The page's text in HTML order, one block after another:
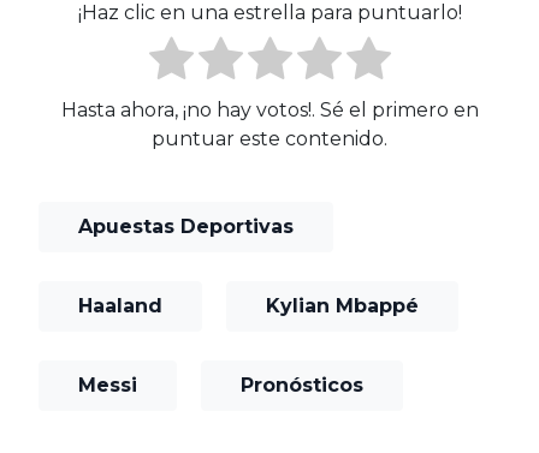
¡Haz clic en una estrella para puntuarlo!
Hasta ahora, ¡no hay votos!. Sé el primero en
puntuar este contenido.
Apuestas Deportivas
Haaland Kylian Mbappé
Messi Pronósticos